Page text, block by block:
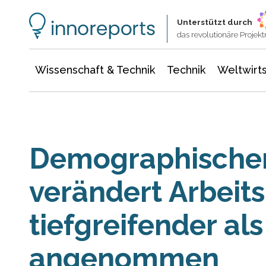
Unterstützt durch
das revolutionäre
Wissenschaft & Technik Technik
verändert
tiefgreifender als
angenommen